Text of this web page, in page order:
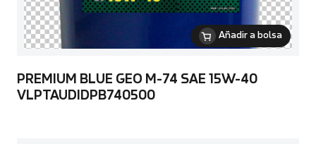
Añadir a bolsa
PREMIUM BLUE GEO M-74 SAE 15W-40
VLPTAUDIDPB740500